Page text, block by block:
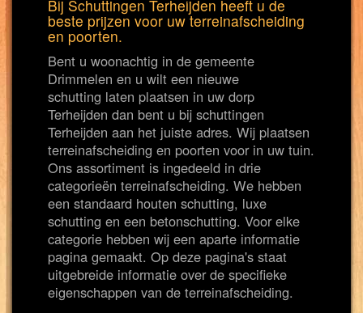
Bij Schuttingen Terheijden heeft u de
beste prijzen voor uw terreinafscheiding
en poorten.
Bent u woonachtig in de gemeente
Drimmelen en u wilt een nieuwe
schutting laten plaatsen in uw dorp
Terheijden dan bent u bij schuttingen
Terheijden aan het juiste adres. Wij plaatsen
terreinafscheiding en poorten voor in uw tuin.
Ons assortiment is ingedeeld in drie
categorieën terreinafscheiding. We hebben
een standaard houten schutting, luxe
schutting en een betonschutting. Voor elke
categorie hebben wij een aparte informatie
pagina gemaakt. Op deze pagina's staat
uitgebreide informatie over de specifieke
eigenschappen van de terreinafscheiding.